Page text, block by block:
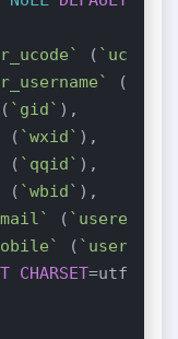
( `ucode`
(
( `gid`
( `wxid`
( `qqid`
( `wbid`
( `useremail`
(
CHARSET